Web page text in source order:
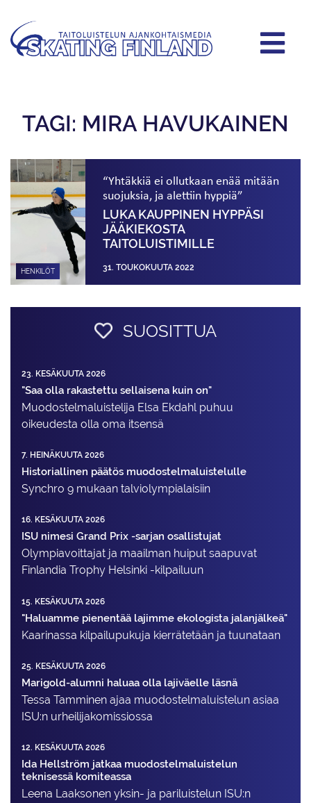
TAGI: MIRA HAVUKAINEN
HENKILÖT
“Yhtäkkiä ei ollutkaan enää mitään
suojuksia, ja alettiin hyppiä”
LUKA KAUPPINEN HYPPÄSI
JÄÄKIEKOSTA
TAITOLUISTIMILLE
31. TOUKOKUUTA 2022
SUOSITTUA
23. KESÄKUUTA 2026
"Saa olla rakastettu sellaisena kuin on"
Muodostelma­luistelija Elsa Ekdahl puhuu
oikeudesta olla oma itsensä
7. HEINÄKUUTA 2026
Historiallinen päätös muodostelmaluistelulle
Synchro 9 mukaan talviolympialaisiin
16. KESÄKUUTA 2026
ISU nimesi Grand Prix -sarjan osallistujat
Olympiavoittajat ja maailman huiput saapuvat
Finlandia Trophy Helsinki -kilpailuun
15. KESÄKUUTA 2026
"Haluamme pienentää lajimme ekologista jalanjälkeä"
Kaarinassa kilpailupukuja kierrätetään ja tuunataan
25. KESÄKUUTA 2026
Marigold-alumni haluaa olla lajiväelle läsnä
Tessa Tamminen ajaa muodostelma­luistelun asiaa
ISU:n urheilija­komissiossa
12. KESÄKUUTA 2026
Ida Hellström jatkaa muodostelmaluistelun
teknisessä komiteassa
Leena Laaksonen yksin- ja pariluistelun ISU:n